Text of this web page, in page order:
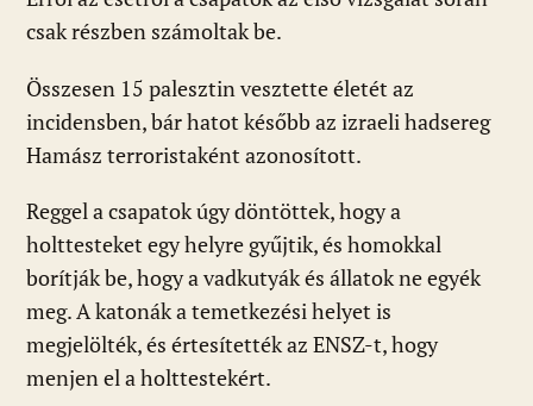
csak részben számoltak be.
Összesen 15 palesztin vesztette életét az
incidensben, bár hatot később az izraeli hadsereg
Hamász terroristaként azonosított.
Reggel a csapatok úgy döntöttek, hogy a
holttesteket egy helyre gyűjtik, és homokkal
borítják be, hogy a vadkutyák és állatok ne egyék
meg. A katonák a temetkezési helyet is
megjelölték, és értesítették az ENSZ-t, hogy
menjen el a holttestekért.